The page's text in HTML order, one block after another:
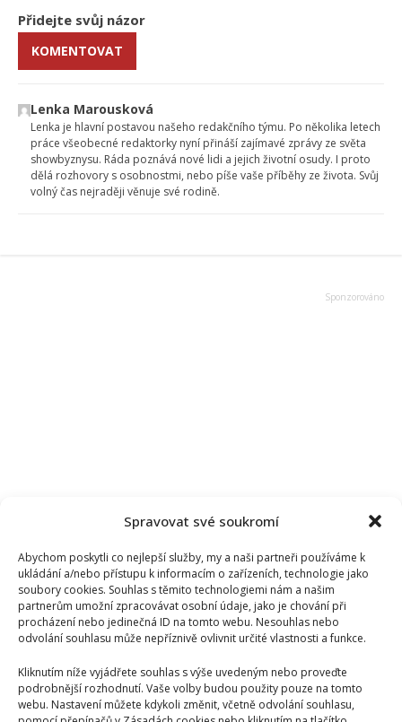
Spravovat své soukromí
Abychom poskytli co nejlepší služby, my a naši partneři používáme k
ukládání a/nebo přístupu k informacím o zařízeních, technologie jako
soubory cookies. Souhlas s těmito technologiemi nám a našim
partnerům umožní zpracovávat osobní údaje, jako je chování při
procházení nebo jedinečná ID na tomto webu. Nesouhlas nebo
odvolání souhlasu může nepříznivě ovlivnit určité vlastnosti a funkce.
Kliknutím níže vyjádřete souhlas s výše uvedeným nebo proveďte
podrobnější rozhodnutí. Vaše volby budou použity pouze na tomto
webu. Nastavení můžete kdykoli změnit, včetně odvolání souhlasu,
Přidejte svůj názor
KOMENTOVAT
Lenka Marousková
Lenka je hlavní postavou našeho redakčního týmu. Po několika letech
práce všeobecné redaktorky nyní přináší zajímavé zprávy ze světa
showbyznysu. Ráda poznává nové lidi a jejich životní osudy. I proto
dělá rozhovory s osobnostmi, nebo píše vaše příběhy ze života. Svůj
volný čas nejraději věnuje své rodině.